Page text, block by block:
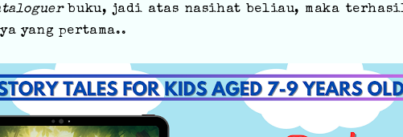
buku, jadi atas nasihat beliau, maka
yang pertama..